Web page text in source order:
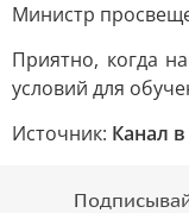
Министр
Приятно, когда
условий для
Источник: Канал